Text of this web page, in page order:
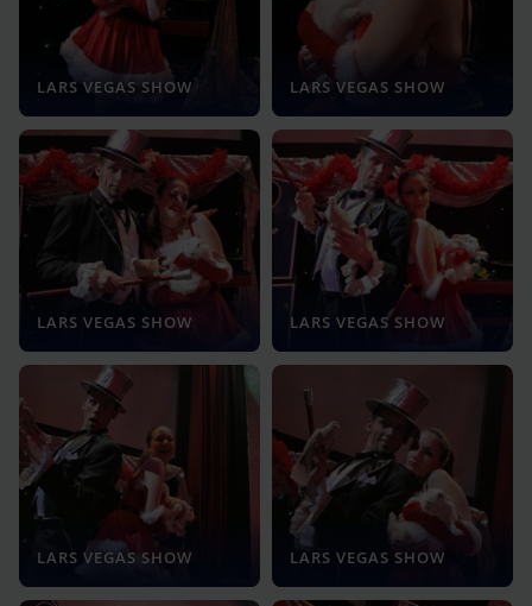
LARS VEGAS SHOW LARS VEGAS SHOW
LARS VEGAS SHOW LARS VEGAS SHOW
LARS VEGAS SHOW LARS VEGAS SHOW